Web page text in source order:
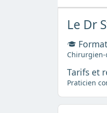
Le Dr
Tarifs et
Praticien